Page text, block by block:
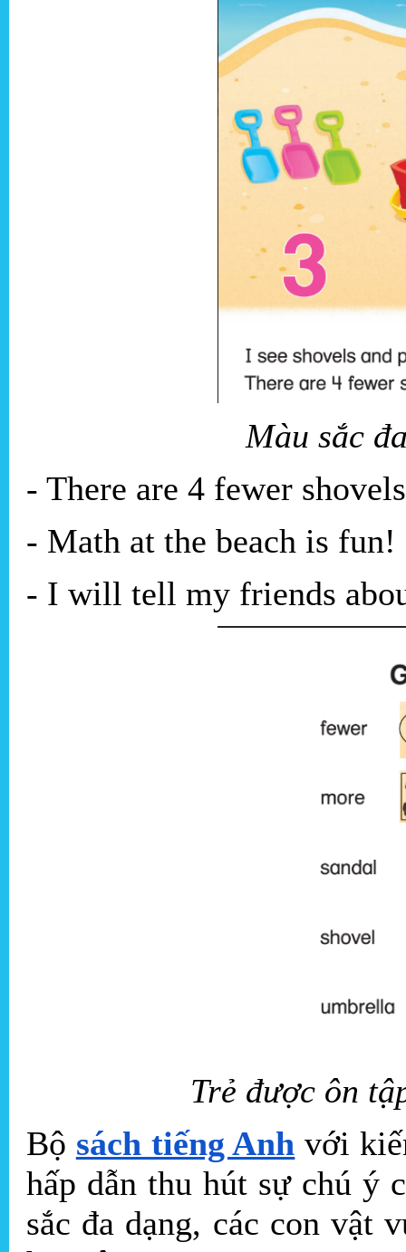
Màu sắc
- There are 4 fewer
- Math at the beach is fun!
- I will tell my friends
Trẻ được ôn
Bộ sách tiếng Anh với
hấp dẫn thu hút sự chú ý
sắc đa dạng, các con vật